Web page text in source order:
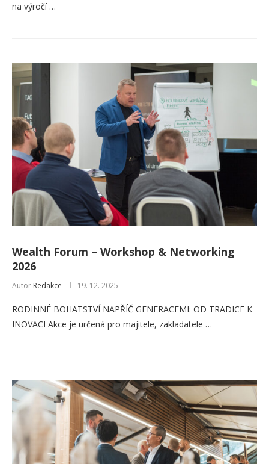
na výročí …
Wealth Forum – Workshop & Networking
2026
Autor Redakce 19. 12. 2025
RODINNÉ BOHATSTVÍ NAPŘÍČ GENERACEMI: OD TRADICE K
INOVACI Akce je určená pro majitele, zakladatele …